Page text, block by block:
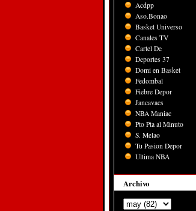
Acdpp
Aso.Bonao
Basket Universo
Canales TV
Cartel De
Deportes 37
Domi en Basket
Fedombal
Fiebre Depor
Jancavacs
NBA Maniac
Pto Pta al Minuto
S. Melao
Tu Pasion Depor
Ultima NBA
Archivo